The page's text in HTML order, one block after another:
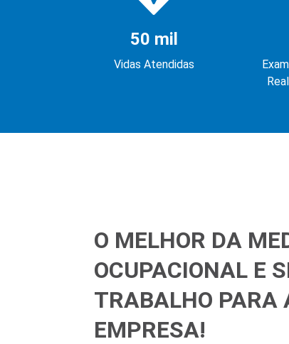
50 mil
Vidas Atendidas
O MELHOR DA
OCUPACIONAL E
TRABALHO PARA
EMPRESA!